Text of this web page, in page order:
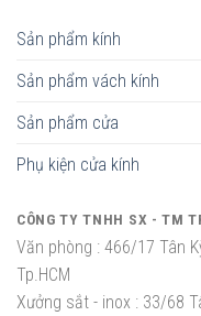
Sản phẩm kính
Sản phẩm vách kính
Sản phẩm cửa
Phụ kiện cửa kính
CÔNG TY TNHH SX - TM
Văn phòng : 466/17 Tân
Tp.HCM
Xưởng sắt - inox : 33/68